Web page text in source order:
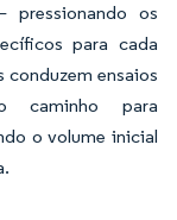
pressionando os
para cada
ensaios
caminho para
o volume inicial